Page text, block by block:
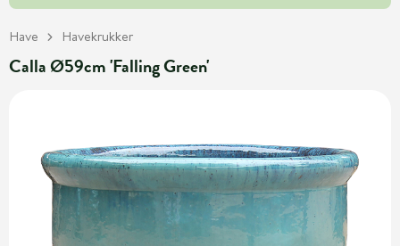
Have Havekrukker
Calla Ø59cm 'Falling Green'